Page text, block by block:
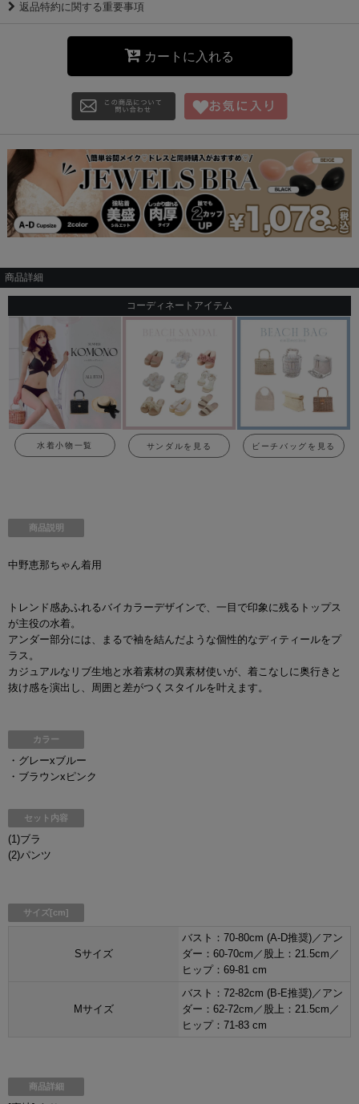
返品特約に関する重要事項
カートに入れる
商品詳細
コーディネートアイテム
水着小物一覧 サンダルを見る ビーチバッグを見る
商品説明
中野恵那ちゃん着用
トレンド感あふれるバイカラーデザインで、一目で印象に残るトップス
が主役の水着。
アンダー部分には、まるで袖を結んだような個性的なディティールをプ
ラス。
カジュアルなリブ生地と水着素材の異素材使いが、着こなしに奥行きと
抜け感を演出し、周囲と差がつくスタイルを叶えます。
カラー
・グレーxブルー
・ブラウンxピンク
セット内容
(1)ブラ
(2)パンツ
サイズ[cm]
Sサイズ
バスト：70-80cm (A-D推奨)／アン
ダー：60-70cm／股上：21.5cm／
ヒップ：69-81 cm
Mサイズ
バスト：72-82cm (B-E推奨)／アン
ダー：62-72cm／股上：21.5cm／
ヒップ：71-83 cm
商品詳細